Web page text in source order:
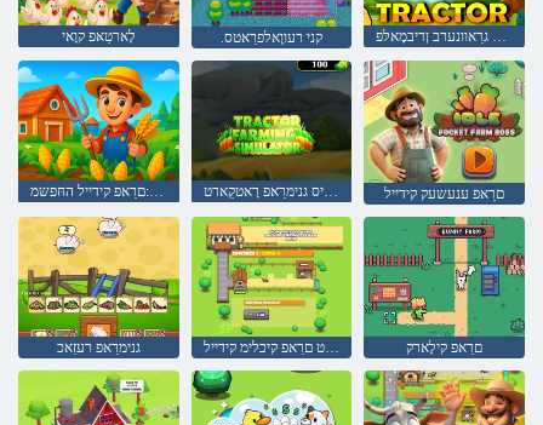
לָארטַאּפ קוָאי .קני רעווָאלפרַאטס
טינש ןוא ןעיוב :םרַאפ קידייל החּפשמ רעטיילַאימיס גנימרַאפ רָאטקַארט םרַאפ ענעשעק קידייל
גנימרַאפ רעזַאכ ןָאָאקיט םרַאפ קיכלימ קידייל םרַאפ קילָארק